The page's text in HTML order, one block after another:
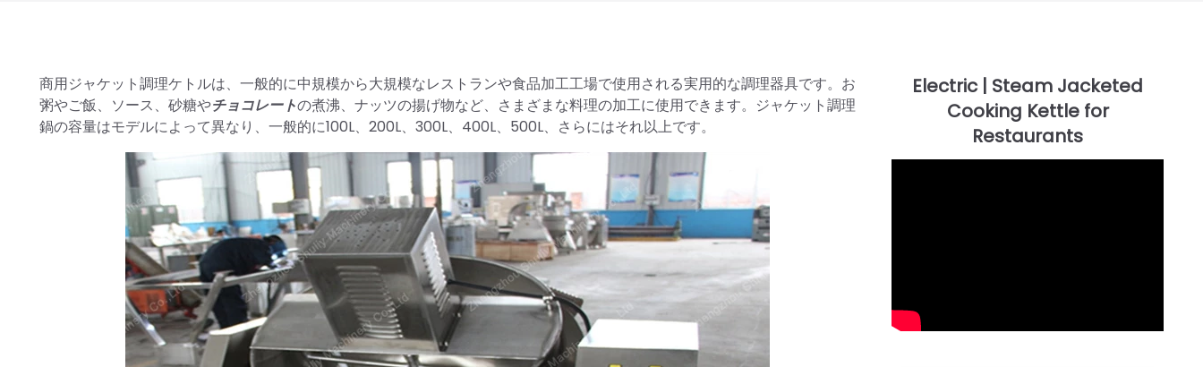
商用ジャケット調理ケトルは、一般的に中規模から大規模なレストランや食品加工工場で使用される実用的な調理器具です。お
粥やご飯、ソース、砂糖やチョコレートの煮沸、ナッツの揚げ物など、さまざまな料理の加工に使用できます。ジャケット調理
鍋の容量はモデルによって異なり、一般的に100L、200L、300L、400L、500L、さらにはそれ以上です。